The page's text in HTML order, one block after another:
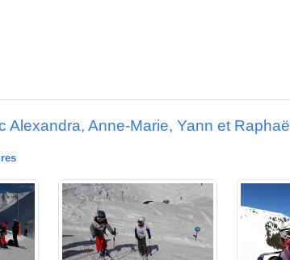
Anne-Marie, Yann et Raphaël